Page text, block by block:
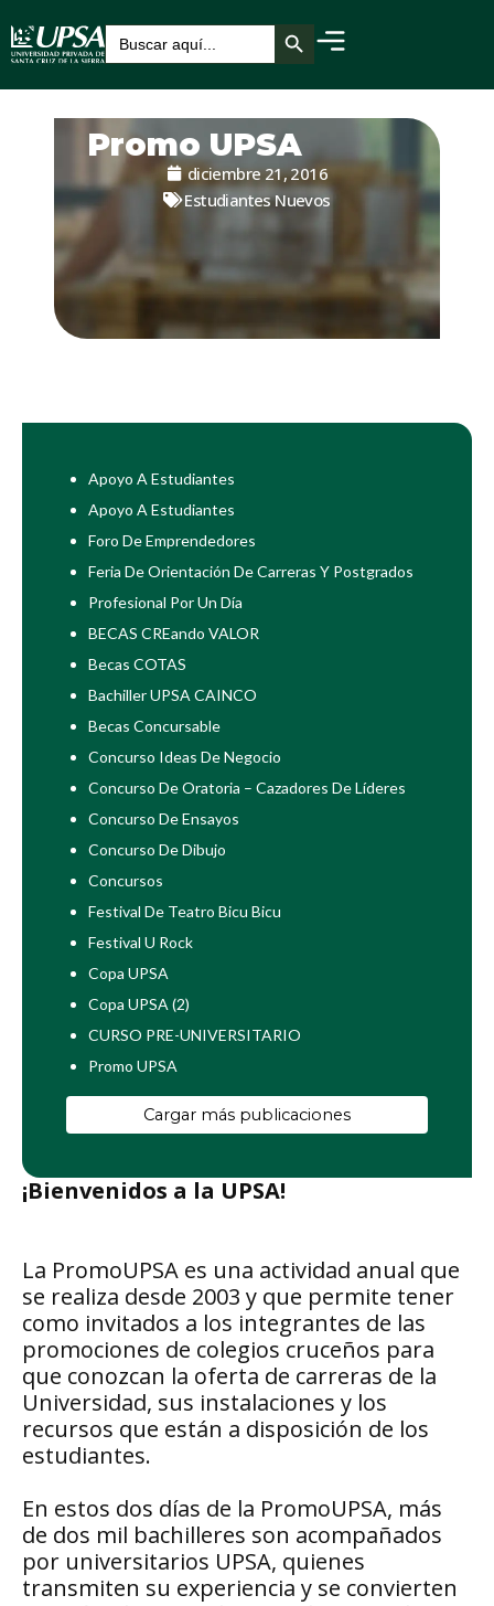
Buscar: Botón de búsqueda
Promo UPSA
diciembre 21, 2016
Estudiantes Nuevos
¡Bienvenidos a la UPSA!
La PromoUPSA es una actividad anual que
se realiza desde 2003 y que permite tener
como invitados a los integrantes de las
promociones de colegios cruceños para
que conozcan la oferta de carreras de la
Universidad, sus instalaciones y los
recursos que están a disposición de los
estudiantes.
En estos dos días de la PromoUPSA, más
de dos mil bachilleres son acompañados
por universitarios UPSA, quienes
transmiten su experiencia y se convierten
Apoyo A Estudiantes
Apoyo A Estudiantes
Foro De Emprendedores
Feria De Orientación De Carreras Y Postgrados
Profesional Por Un Día
BECAS CREando VALOR
Becas COTAS
Bachiller UPSA CAINCO
Becas Concursable
Concurso Ideas De Negocio
Concurso De Oratoria – Cazadores De Líderes
Concurso De Ensayos
Concurso De Dibujo
Concursos
Festival De Teatro Bicu Bicu
Festival U Rock
Copa UPSA
Copa UPSA (2)
CURSO PRE-UNIVERSITARIO
Promo UPSA
Cargar más publicaciones